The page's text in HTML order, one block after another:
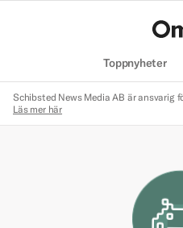
Toppnyheter
Schibsted News Media AB är ansvarig
Läs mer här